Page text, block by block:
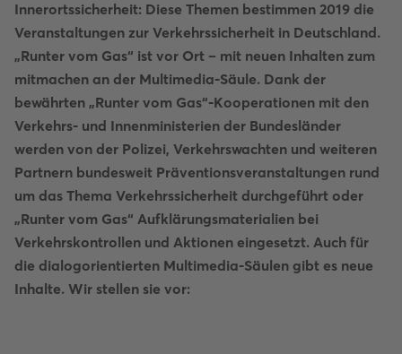
Innerortssicherheit: Diese Themen bestimmen 2019 die
Veranstaltungen zur Verkehrssicherheit in Deutschland.
„Runter vom Gas“ ist vor Ort – mit neuen Inhalten zum
mitmachen an der Multimedia-Säule. Dank der
bewährten „Runter vom Gas“-Kooperationen mit den
Verkehrs- und Innenministerien der Bundesländer
werden von der Polizei, Verkehrswachten und weiteren
Partnern bundesweit Präventionsveranstaltungen rund
um das Thema Verkehrssicherheit durchgeführt oder
„Runter vom Gas“ Aufklärungsmaterialien bei
Verkehrskontrollen und Aktionen eingesetzt. Auch für
die dialogorientierten Multimedia-Säulen gibt es neue
Inhalte. Wir stellen sie vor: